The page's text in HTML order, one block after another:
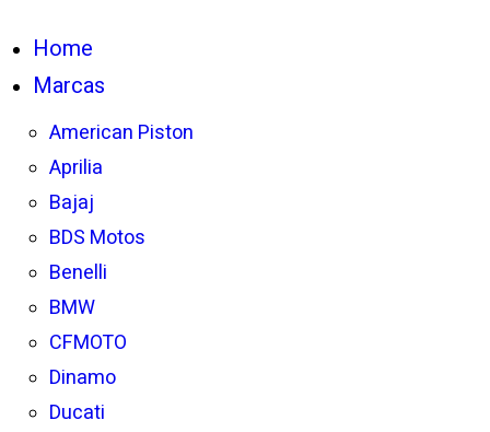
Home
Marcas
American Piston
Aprilia
Bajaj
BDS Motos
Benelli
BMW
CFMOTO
Dinamo
Ducati